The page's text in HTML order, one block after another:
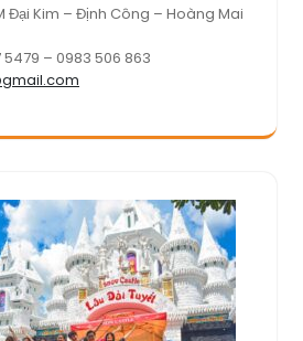
Đại Kim – Định Công – Hoàng Mai
– 0983 506 863